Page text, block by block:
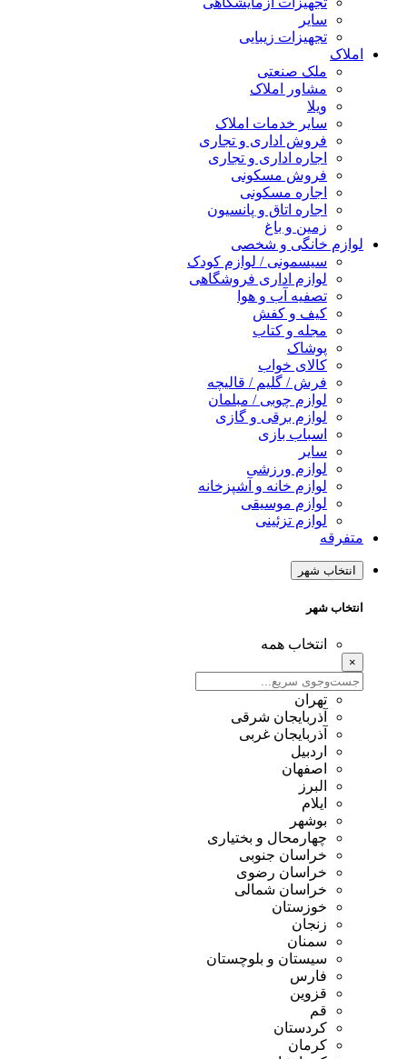
سایر
تجهیزات زیبایی
املاک
ملک صنعتی
مشاور املاک
ویلا
سایر خدمات املاک
فروش اداری و تجاری
اجاره اداری و تجاری
فروش مسکونی
اجاره مسکونی
اجاره اتاق و پانسیون
زمین و باغ
لوازم خانگی و شخصی
سیسمونی / لوازم کودک
لوازم اداری فروشگاهی
تصفیه آب و هوا
کیف و کفش
مجله و کتاب
پوشاک
کالای خواب
فرش / گلیم / قالیچه
لوازم چوبی / مبلمان
لوازم برقی و گازی
اسباب بازی
سایر
لوازم ورزشی
لوازم خانه و آشپزخانه
لوازم موسیقی
لوازم تزئینی
متفرقه
انتخاب شهر
انتخاب شهر
انتخاب همه
×
تهران
آذربایجان شرقی
آذربایجان غربی
اردبیل
اصفهان
البرز
ایلام
بوشهر
چهارمحال و بختیاری
خراسان جنوبی
خراسان رضوی
خراسان شمالی
خوزستان
زنجان
سمنان
سیستان و بلوچستان
فارس
قزوین
قم
کردستان
کرمان